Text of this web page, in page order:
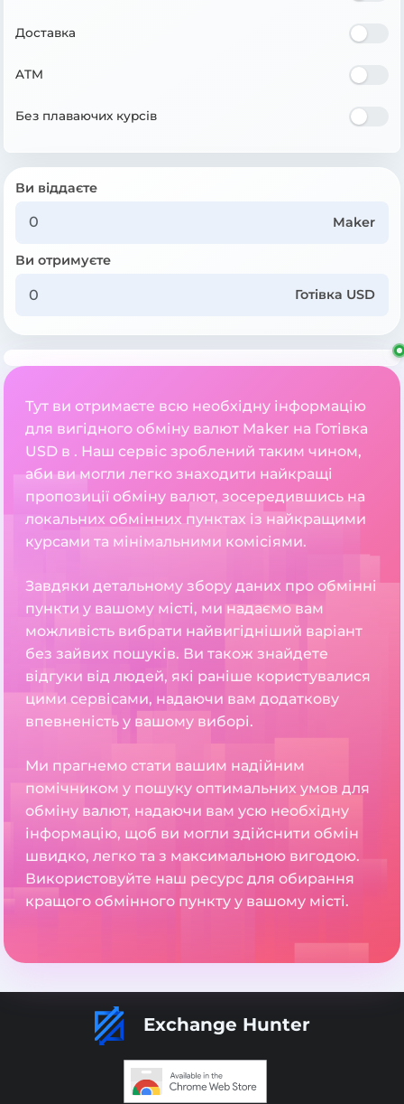
Доставка
ATM
Без плаваючих курсів
Ви віддаєте
Maker
Ви отримуєте
Готівка USD
Тут ви отримаєте всю необхідну інформацію
для вигідного обміну валют Maker на Готівка
USD в . Наш сервіс зроблений таким чином,
аби ви могли легко знаходити найкращі
пропозиції обміну валют, зосередившись на
локальних обмінних пунктах із найкращими
курсами та мінімальними комісіями.
Завдяки детальному збору даних про обмінні
пункти у вашому місті, ми надаємо вам
можливість вибрати найвигідніший варіант
без зайвих пошуків. Ви також знайдете
відгуки від людей, які раніше користувалися
цими сервісами, надаючи вам додаткову
впевненість у вашому виборі.
Ми прагнемо стати вашим надійним
помічником у пошуку оптимальних умов для
обміну валют, надаючи вам усю необхідну
інформацію, щоб ви могли здійснити обмін
швидко, легко та з максимальною вигодою.
Використовуйте наш ресурс для обирання
кращого обмінного пункту у вашому місті.
Exchange Hunter